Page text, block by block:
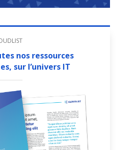
nos ressources
sur l’univers IT